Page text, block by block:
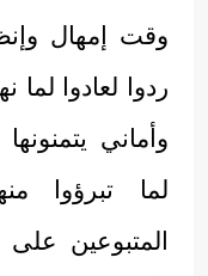
وقت إمهال
ردوا لعادوا لما
وأماني
لما تبرؤوا
المتبوعين